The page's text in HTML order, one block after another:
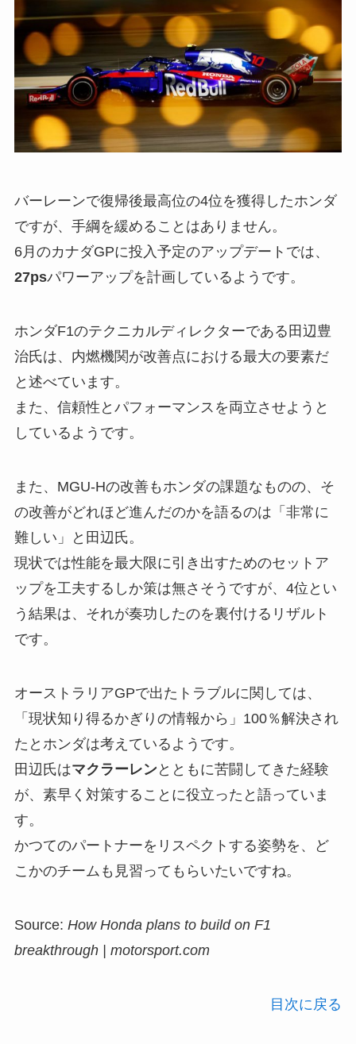
バーレーンで復帰後最高位の4位を獲得したホンダ
ですが、手綱を緩めることはありません。
6月のカナダGPに投入予定のアップデートでは、
27psパワーアップを計画しているようです。
ホンダF1のテクニカルディレクターである田辺豊
治氏は、内燃機関が改善点における最大の要素だ
と述べています。
また、信頼性とパフォーマンスを両立させようと
しているようです。
また、MGU-Hの改善もホンダの課題なものの、そ
の改善がどれほど進んだのかを語るのは「非常に
難しい」と田辺氏。
現状では性能を最大限に引き出すためのセットア
ップを工夫するしか策は無さそうですが、4位とい
う結果は、それが奏功したのを裏付けるリザルト
です。
オーストラリアGPで出たトラブルに関しては、
「現状知り得るかぎりの情報から」100％解決され
たとホンダは考えているようです。
田辺氏はマクラーレンとともに苦闘してきた経験
が、素早く対策することに役立ったと語っていま
す。
かつてのパートナーをリスペクトする姿勢を、ど
こかのチームも見習ってもらいたいですね。
Source: How Honda plans to build on F1
breakthrough | motorsport.com
目次に戻る